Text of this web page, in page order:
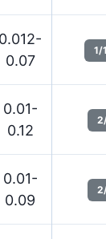
0.012-
0.07
1/
0.01-
0.12
0.01-
0.09